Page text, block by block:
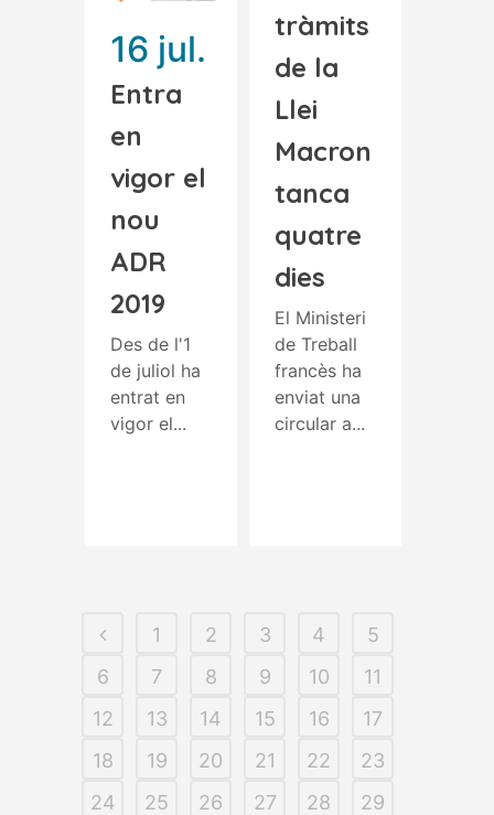
16 jul.
Entra
en
vigor el
nou
ADR
2019
Des de l'1
de juliol ha
entrat en
vigor el...
tràmits
de la
Llei
Macron
tanca
quatre
dies
El Ministeri
de Treball
francès ha
enviat una
circular a...
1 2 3 4
5
6
7 8 9 10
11
12
13 14 15 16
17
18
19 20 21 22
23
24
25 26 27 28
29